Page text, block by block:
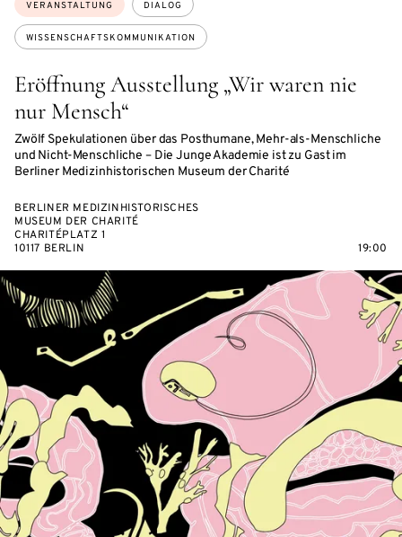
Eröffnung Ausstellung „Wir waren nie
nur Mensch“
Zwölf Spekulationen über das Posthumane, Mehr-als-Menschliche
und Nicht-Menschliche – Die Junge Akademie ist zu Gast im
Berliner Medizinhistorischen Museum der Charité
VERANSTALTUNG DIALOG
WISSENSCHAFTSKOMMUNIKATION
BERLINER MEDIZINHISTORISCHES
MUSEUM DER CHARITÉ
CHARITÉPLATZ 1
10117 BERLIN
19:00